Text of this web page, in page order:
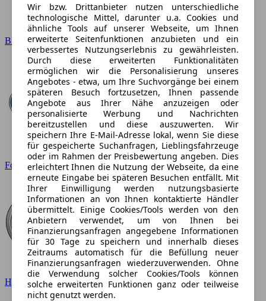
BMW
Ford
Hyundai
Wir bzw. Drittanbieter nutzen unterschiedliche
technologische Mittel, darunter u.a. Cookies und
ähnliche Tools auf unserer Webseite, um Ihnen
erweiterte Seitenfunktionen anzubieten und ein
verbessertes Nutzungserlebnis zu gewährleisten.
Durch diese erweiterten Funktionalitäten
ermöglichen wir die Personalisierung unseres
Angebotes - etwa, um Ihre Suchvorgänge bei einem
späteren Besuch fortzusetzen, Ihnen passende
Angebote aus Ihrer Nähe anzuzeigen oder
personalisierte Werbung und Nachrichten
bereitzustellen und diese auszuwerten. Wir
speichern Ihre E-Mail-Adresse lokal, wenn Sie diese
für gespeicherte Suchanfragen, Lieblingsfahrzeuge
oder im Rahmen der Preisbewertung angeben. Dies
erleichtert Ihnen die Nutzung der Webseite, da eine
erneute Eingabe bei späteren Besuchen entfällt. Mit
Ihrer Einwilligung werden nutzungsbasierte
Informationen an von Ihnen kontaktierte Händler
übermittelt. Einige Cookies/Tools werden von den
Anbietern verwendet, um von Ihnen bei
Finanzierungsanfragen angegebene Informationen
für 30 Tage zu speichern und innerhalb dieses
Zeitraums automatisch für die Befüllung neuer
Finanzierungsanfragen wiederzuverwenden. Ohne
die Verwendung solcher Cookies/Tools können
solche erweiterten Funktionen ganz oder teilweise
nicht genutzt werden.